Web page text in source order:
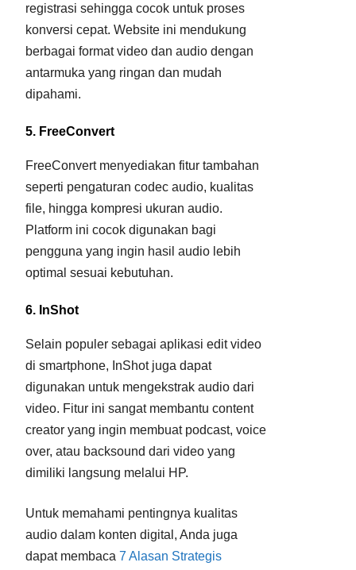
registrasi sehingga cocok untuk proses
konversi cepat. Website ini mendukung
berbagai format video dan audio dengan
antarmuka yang ringan dan mudah
dipahami.
5. FreeConvert
FreeConvert menyediakan fitur tambahan
seperti pengaturan codec audio, kualitas
file, hingga kompresi ukuran audio.
Platform ini cocok digunakan bagi
pengguna yang ingin hasil audio lebih
optimal sesuai kebutuhan.
6. InShot
Selain populer sebagai aplikasi edit video
di smartphone, InShot juga dapat
digunakan untuk mengekstrak audio dari
video. Fitur ini sangat membantu content
creator yang ingin membuat podcast, voice
over, atau backsound dari video yang
dimiliki langsung melalui HP.
Untuk memahami pentingnya kualitas
audio dalam konten digital, Anda juga
dapat membaca 7 Alasan Strategis